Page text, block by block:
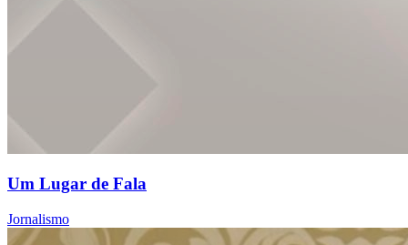
Um Lugar de Fala
Jornalismo